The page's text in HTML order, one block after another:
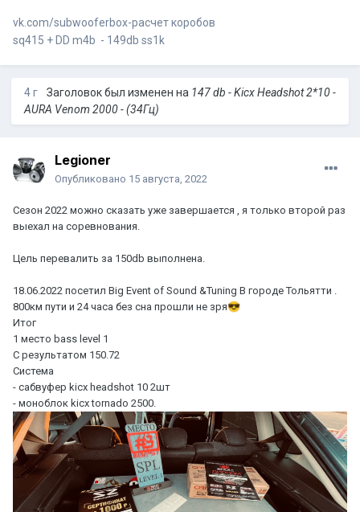
vk.com/subwooferbox-расчет коробов
sq415 + DD m4b - 149db ss1k
4 г Заголовок был изменен на 147 db - Kicx Headshot 2*10 -
AURA Venom 2000 - (34Гц)
Legioner
Опубликовано 15 августа, 2022
Сезон 2022 можно сказать уже завершается , я только второй раз
выехал на соревнования.
Цель перевалить за 150db выполнена.
18.06.2022 посетил Big Event of Sound &Tuning В городе Тольятти .
800км пути и 24 часа без сна прошли не зря😎
Итог
1 место bass level 1
С результатом 150.72
Система
- сабвуфер kicx headshot 10 2шт
- моноблок kicx tornado 2500.